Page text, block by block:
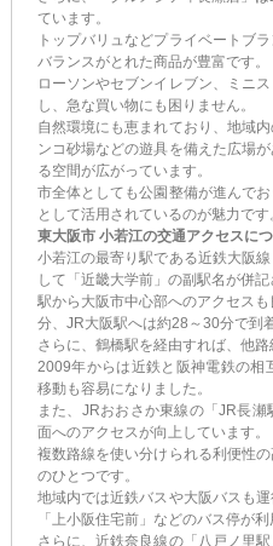
ています。
トップバリュなどプライベートブ
バランスがとれた商品が豊富です。
ローソンやセブンイレブン、ミニ
し、急な買い物にも困りません。
自然環境にも恵まれており、地域
ンコ砂場などの遊具を備えた広場
る空間が広がっています。
市全体としても公園整備が進んで
として活用されているのが魅力です
東大阪市 小若江の交通アクセスに
小若江の最寄り駅である近鉄大阪
して「近畿大学前」の副駅名が併記
駅から大阪市中心部へのアクセス
分、JR大阪駅へは約28～30分で到
さらに、鶴橋駅を経由すれば、他路
2009年からは近鉄と阪神電鉄の相
移動も容易になりました。
また、JRおおさか東線の「JR長
面へのアクセスが向上しています。
複数路線を使い分けられる利便性
のひとつです。
地域内では近鉄バスや大阪バスも
「上小阪住宅前」などのバス停が利
さらに、近鉄奈良線の「八戸ノ里